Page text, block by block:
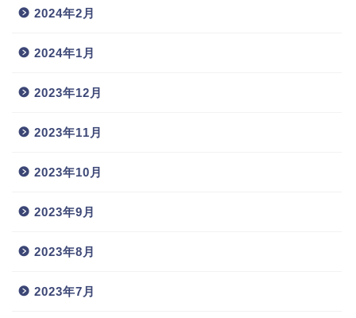
2024年2月
2024年1月
2023年12月
2023年11月
2023年10月
2023年9月
2023年8月
2023年7月